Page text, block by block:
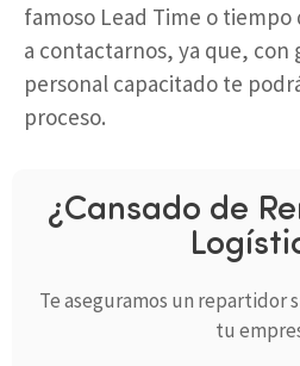
famoso Lead Time o
a contactarnos, ya que, con
personal capacitado te
proceso.
¿Cansado de
Te aseguramos un repartidor
tu